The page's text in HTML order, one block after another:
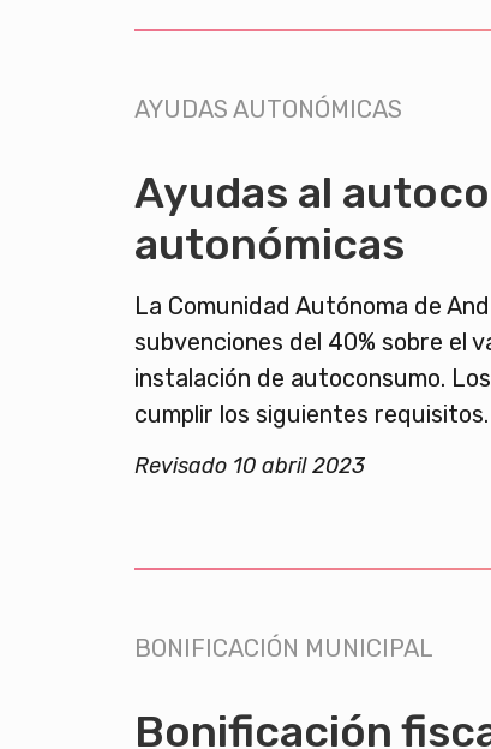
AYUDAS AUTONÓMICAS
Ayudas al
autonómicas
La Comunidad Autónoma de
subvenciones del 40% sobre el
instalación de autoconsumo.
cumplir los siguientes requisitos.
Revisado 10 abril 2023
BONIFICACIÓN MUNICIPAL
Bonificación